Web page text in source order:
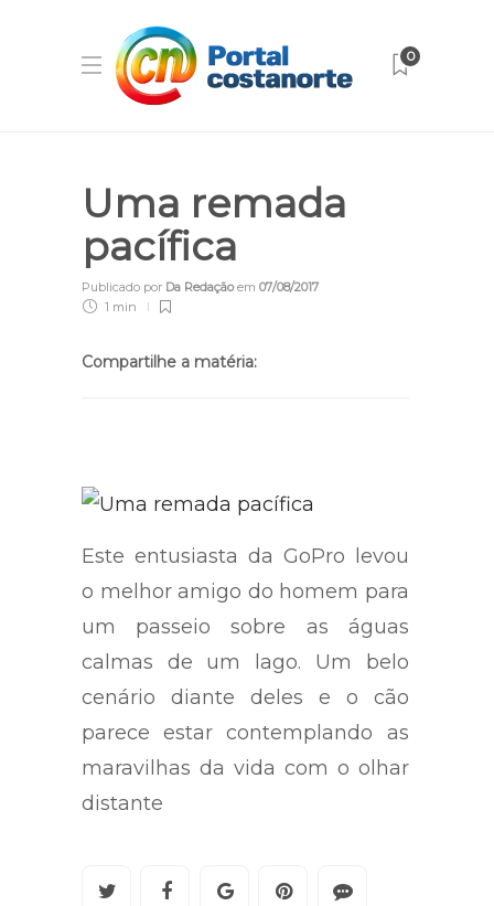
0
Uma remada
pacífica
Publicado por Da Redaçãoem 07/08/2017
1 min
Compartilhe a matéria:
Este entusiasta da GoPro levou
o melhor amigo do homem para
um passeio sobre as águas
calmas de um lago. Um belo
cenário diante deles e o cão
parece estar contemplando as
maravilhas da vida com o olhar
distante